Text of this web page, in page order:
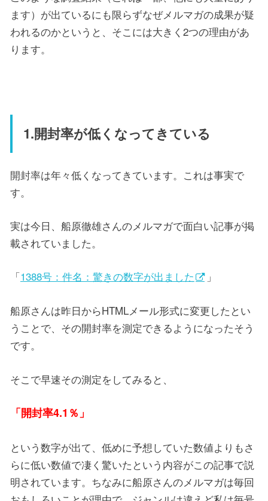
ます）が出ているにも限らずなぜメルマガの成果が疑
われるのかというと、そこには大きく2つの理由があ
ります。
1.開封率が低くなってきている
開封率は年々低くなってきています。これは事実で
す。
実は今日、船原徹雄さんのメルマガで面白い記事が掲
載されていました。
「1388号：件名：驚きの数字が出ました 」
船原さんは昨日からHTMLメール形式に変更したとい
うことで、その開封率を測定できるようになったそう
です。
そこで早速その測定をしてみると、
「開封率4.1％」
という数字が出て、低めに予想していた数値よりもさ
らに低い数値で凄く驚いたという内容がこの記事で説
明されています。ちなみに船原さんのメルマガは毎回